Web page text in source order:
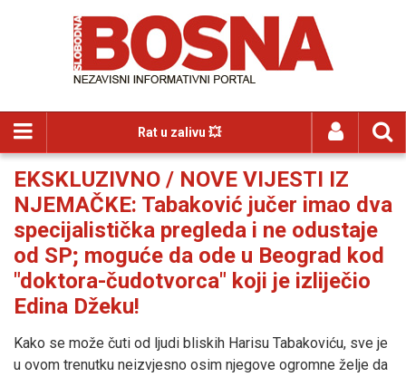
Rat u zalivu 💥
EKSKLUZIVNO / NOVE VIJESTI IZ
NJEMAČKE: Tabaković jučer imao dva
specijalistička pregleda i ne odustaje
od SP; moguće da ode u Beograd kod
"doktora-čudotvorca" koji je izliječio
Edina Džeku!
Kako se može čuti od ljudi bliskih Harisu Tabakoviću, sve je
u ovom trenutku neizvjesno osim njegove ogromne želje da